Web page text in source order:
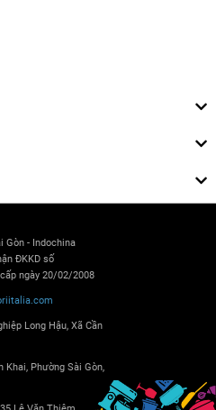
Gòn - Indochina
ĐKKD số
ngày 20/02/2008
Long Hậu, Xã Cần
Khai, Phường Sài Gòn,